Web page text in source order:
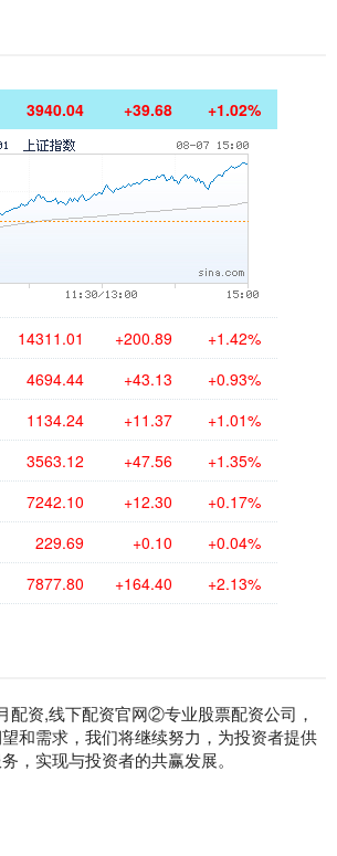
3940.04 +39.68 +1.02%
14311.01 +200.89 +1.42%
4694.44 +43.13 +0.93%
1134.24 +11.37 +1.01%
3563.12 +47.56 +1.35%
7242.10 +12.30 +0.17%
229.69 +0.10 +0.04%
7877.80 +164.40 +2.13%
配资,线下配资官网②专业股票配资公司，
和需求，我们将继续努力，为投资者提供
，实现与投资者的共赢发展。